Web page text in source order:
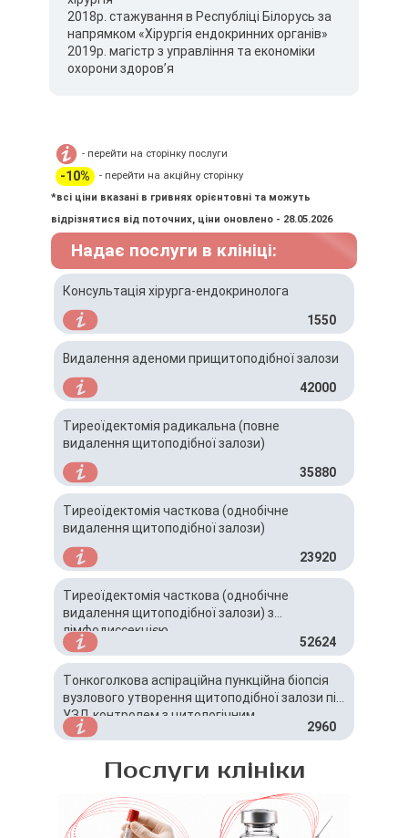
2018р. стажування в Республіці Білорусь за
напрямком «Хірургія ендокринних органів»
2019р. магістр з управління та економіки
охорони здоров’я
- перейти на сторінку послуги
-10%
- перейти на акційну сторінку
*всі ціни вказані в гривнях орієнтовні та можуть
відрізнятися від поточних, ціни оновлено - 28.05.2026
Надає послуги в клініці:
Консультація хірурга-ендокринолога
1550
Видалення аденоми прищитоподібної залози
42000
Тиреоїдектомія радикальна (повне
видалення щитоподібної залози)
35880
Тиреоїдектомія часткова (однобічне
видалення щитоподібної залози)
23920
Тиреоїдектомія часткова (однобічне
видалення щитоподібної залози) з
лімфодиссекцією
52624
Тонкоголкова аспіраційна пункційна біопсія
вузлового утворення щитоподібної залози під
УЗД контролем з цитологічним
дослідженням- ТАПБ
2960
Послуги клініки